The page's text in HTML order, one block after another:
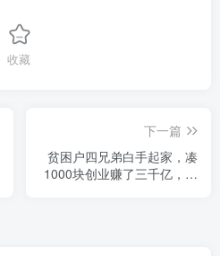
收藏
下一篇
贫困户四兄弟白手起家，凑
1000块创业赚了三千亿，拼